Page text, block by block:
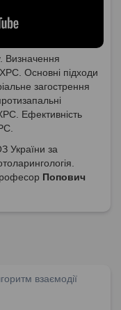
Визначення
Основні підходи
загострення
Ефективність
України за
Попович
взаємодії